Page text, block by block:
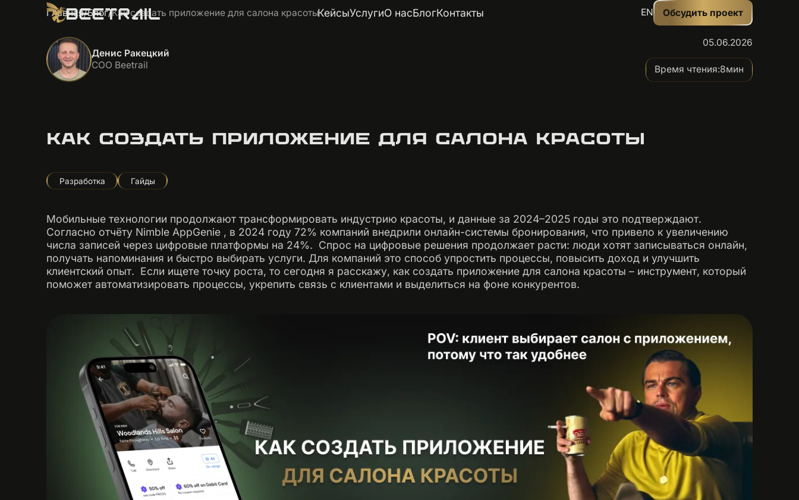
КейсыУслугиО насБлогКонтакты EN Обсудить проект
Главная/Блог/Как создать приложение для салона красоты
Денис Ракецкий
COO Beetrail
05.06.2026
Время чтения:8мин
КАК СОЗДАТЬ ПРИЛОЖЕНИЕ ДЛЯ САЛОНА КРАСОТЫ
Разработка Гайды
Мобильные технологии продолжают трансформировать индустрию красоты, и данные за 2024–2025 годы это подтверждают.
Согласно отчёту Nimble AppGenie , в 2024 году 72% компаний внедрили онлайн-системы бронирования, что привело к увеличению
числа записей через цифровые платформы на 24%. ‍ Спрос на цифровые решения продолжает расти: люди хотят записываться онлайн,
получать напоминания и быстро выбирать услуги. Для компаний это способ упростить процессы, повысить доход и улучшить
клиентский опыт. ‍ Если ищете точку роста, то сегодня я расскажу, как создать приложение для салона красоты – инструмент, который
поможет автоматизировать процессы, укрепить связь с клиентами и выделиться на фоне конкурентов.